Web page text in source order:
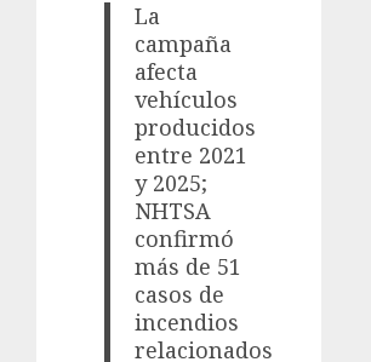
La
campaña
afecta
vehículos
producidos
entre 2021
y 2025;
NHTSA
confirmó
más de 51
casos de
incendios
relacionados